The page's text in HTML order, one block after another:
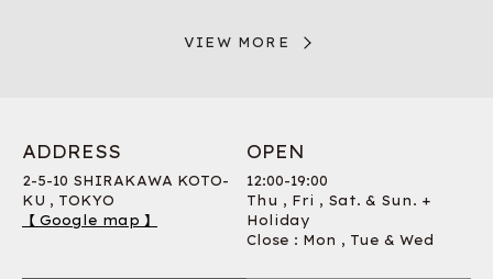
VIEW MORE
ADDRESS
2-5-10 SHIRAKAWA KOTO-
KU , TOKYO
【 Google map 】
OPEN
12:00-19:00
Thu , Fri , Sat. & Sun. +
Holiday
Close : Mon , Tue & Wed